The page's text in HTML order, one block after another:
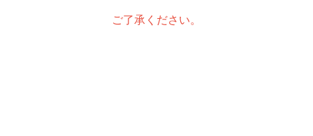
ご了承ください。